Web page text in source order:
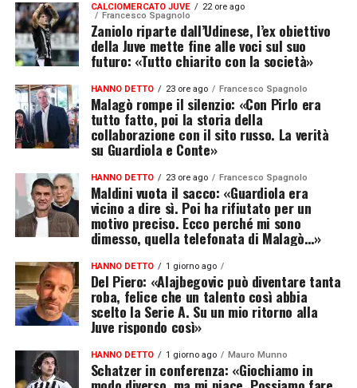
CALCIOMERCATO JUVE
22 ore ago
Francesco Spagnolo
Zaniolo riparte dall’Udinese, l’ex obiettivo
della Juve mette fine alle voci sul suo
futuro: «Tutto chiarito con la società»
HANNO DETTO 23 ore ago Francesco Spagnolo
Malagò rompe il silenzio: «Con Pirlo era
tutto fatto, poi la storia della
collaborazione con il sito russo. La verità
su Guardiola e Conte»
HANNO DETTO 23 ore ago Francesco Spagnolo
Maldini vuota il sacco: «Guardiola era
vicino a dire sì. Poi ha rifiutato per un
motivo preciso. Ecco perché mi sono
dimesso, quella telefonata di Malagò…»
HANNO DETTO 1 giorno ago
Del Piero: «Alajbegovic può diventare tanta
roba, felice che un talento così abbia
scelto la Serie A. Su un mio ritorno alla
Juve rispondo così»
HANNO DETTO 1 giorno ago Mauro Munno
Schatzer in conferenza: «Giochiamo in